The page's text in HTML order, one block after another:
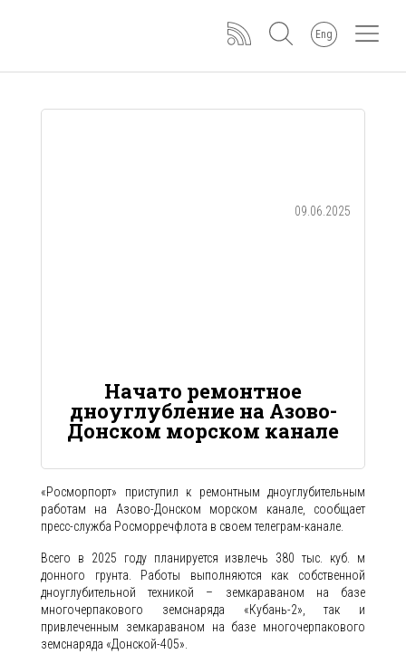
Eng
09.06.2025
Начато ремонтное
дноуглубление на Азово-
Донском морском канале
«Росморпорт» приступил к ремонтным дноуглубительным
работам на Азово-Донском морском канале, сообщает
пресс-служба Росморречфлота в своем телеграм-канале.
Всего в 2025 году планируется извлечь 380 тыс. куб. м
донного грунта. Работы выполняются как собственной
дноуглубительной техникой – земкараваном на базе
многочерпакового земснаряда «Кубань-2», так и
привлеченным земкараваном на базе многочерпакового
земснаряда «Донской-405».